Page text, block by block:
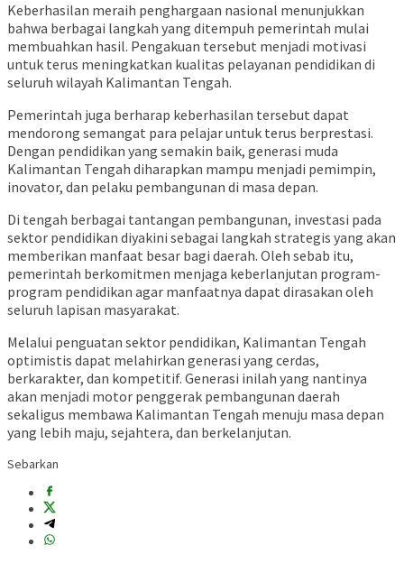
Keberhasilan meraih penghargaan nasional menunjukkan
bahwa berbagai langkah yang ditempuh pemerintah mulai
membuahkan hasil. Pengakuan tersebut menjadi motivasi
untuk terus meningkatkan kualitas pelayanan pendidikan di
seluruh wilayah Kalimantan Tengah.
Pemerintah juga berharap keberhasilan tersebut dapat
mendorong semangat para pelajar untuk terus berprestasi.
Dengan pendidikan yang semakin baik, generasi muda
Kalimantan Tengah diharapkan mampu menjadi pemimpin,
inovator, dan pelaku pembangunan di masa depan.
Di tengah berbagai tantangan pembangunan, investasi pada
sektor pendidikan diyakini sebagai langkah strategis yang akan
memberikan manfaat besar bagi daerah. Oleh sebab itu,
pemerintah berkomitmen menjaga keberlanjutan program-
program pendidikan agar manfaatnya dapat dirasakan oleh
seluruh lapisan masyarakat.
Melalui penguatan sektor pendidikan, Kalimantan Tengah
optimistis dapat melahirkan generasi yang cerdas,
berkarakter, dan kompetitif. Generasi inilah yang nantinya
akan menjadi motor penggerak pembangunan daerah
sekaligus membawa Kalimantan Tengah menuju masa depan
yang lebih maju, sejahtera, dan berkelanjutan.
Sebarkan